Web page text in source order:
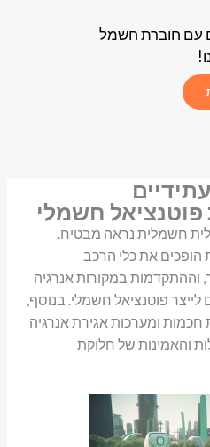
עם חוברת חשמל
פוטנציאל חשמלי
חשמלית נראה מבטיח.
הופכים את כלי הרכב
וההתקדמות במקורות אנרגיה
פוטנציאל חשמלי. בנוסף,
חכמות ומערכות אגירת אנרגיה
והאמינות של חלוקת